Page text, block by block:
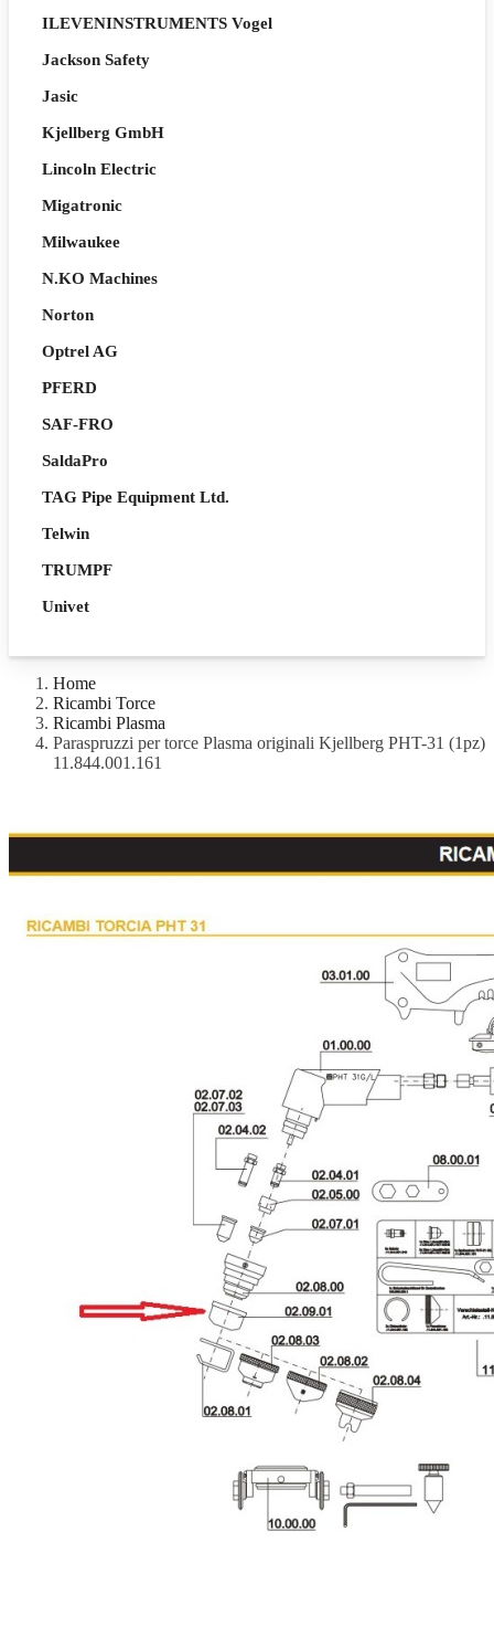
ILEVENINSTRUMENTS Vogel
Jackson Safety
Jasic
Kjellberg GmbH
Lincoln Electric
Migatronic
Milwaukee
N.KO Machines
Norton
Optrel AG
PFERD
SAF-FRO
SaldaPro
TAG Pipe Equipment Ltd.
Telwin
TRUMPF
Univet
Home
Ricambi Torce
Ricambi Plasma
Paraspruzzi per torce Plasma originali Kjellberg PHT-31 (1pz)
11.844.001.161